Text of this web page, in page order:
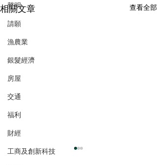
聲明
請願
漁農業
銀髮經濟
房屋
交通
福利
財經
工商及創新科技
相關文章 查看全部